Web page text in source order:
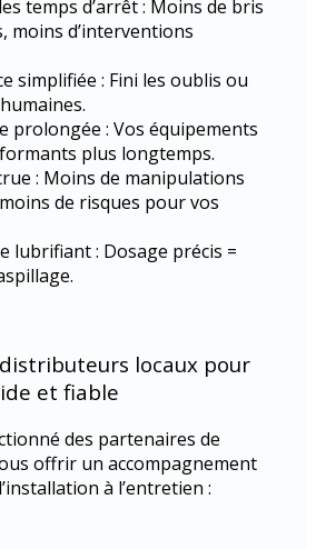
temps d’arrêt : Moins de bris
moins d’interventions
simplifiée : Fini les oublis ou
prolongée : Vos équipements
plus longtemps.
: Moins de manipulations
de risques pour vos
lubrifiant : Dosage précis =
locaux pour
et fiable
des partenaires de
offrir un accompagnement
à l’entretien :